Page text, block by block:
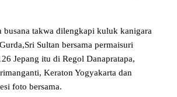
busana takwa dilengkapi kuluk kanigara
Sultan bersama permaisuri
Jepang itu di Regol Danapratapa,
Keraton Yogyakarta dan
foto bersama.